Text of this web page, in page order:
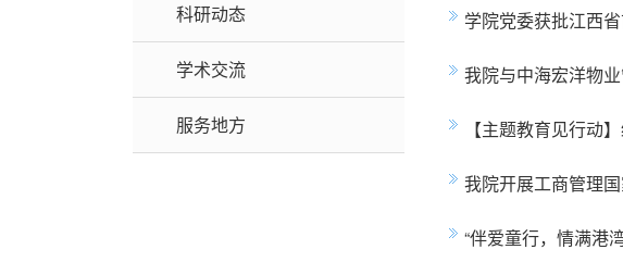
科研动态
学术交流
服务地方
学院党委获批江西
我院与中海宏洋物
【主题教育见行动
我院开展工商管理
“伴爱童行，情满港